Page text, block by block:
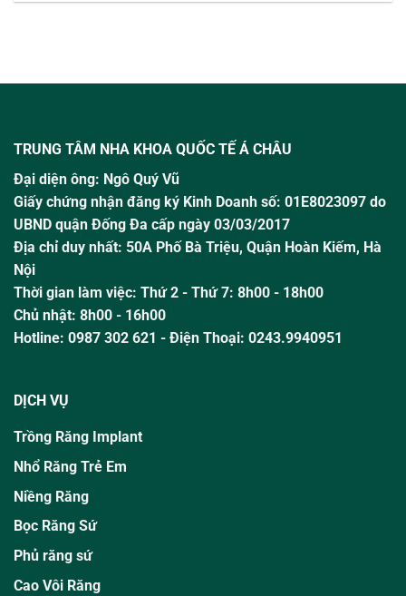
TRUNG TÂM NHA KHOA QUỐC TẾ Á CHÂU
Đại diện ông: Ngô Quý Vũ
Giấy chứng nhận đăng ký Kinh Doanh số: 01E8023097 do
UBND quận Đống Đa cấp ngày 03/03/2017
Địa chỉ duy nhất: 50A Phố Bà Triệu, Quận Hoàn Kiếm, Hà
Nội
Thời gian làm việc: Thứ 2 - Thứ 7: 8h00 - 18h00
Chủ nhật: 8h00 - 16h00
Hotline: 0987 302 621 - Điện Thoại: 0243.9940951
DỊCH VỤ
Trồng Răng Implant
Nhổ Răng Trẻ Em
Niềng Răng
Bọc Răng Sứ
Phủ răng sứ
Cao Vôi Răng